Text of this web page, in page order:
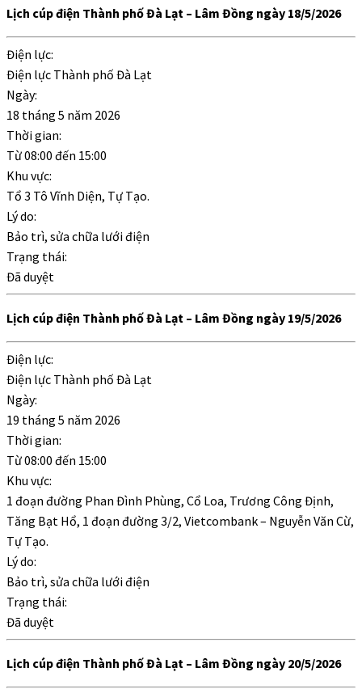
Lịch cúp điện Thành phố Đà Lạt – Lâm Đồng ngày 18/5/2026
Điện lực:
Điện lực Thành phố Đà Lạt
Ngày:
18 tháng 5 năm 2026
Thời gian:
Từ08:00 đến 15:00
Khu vực:
Tổ 3 Tô Vĩnh Diện, Tự Tạo.
Lý do:
Bảo trì, sửa chữa lưới điện
Trạng thái:
Đã duyệt
Lịch cúp điện Thành phố Đà Lạt – Lâm Đồng ngày 19/5/2026
Điện lực:
Điện lực Thành phố Đà Lạt
Ngày:
19 tháng 5 năm 2026
Thời gian:
Từ08:00 đến 15:00
Khu vực:
1 đoạn đường Phan Đình Phùng, Cổ Loa, Trương Công Định,
Tăng Bạt Hổ, 1 đoạn đường 3/2, Vietcombank – Nguyễn Văn Cừ,
Tự Tạo.
Lý do:
Bảo trì, sửa chữa lưới điện
Trạng thái:
Đã duyệt
Lịch cúp điện Thành phố Đà Lạt – Lâm Đồng ngày 20/5/2026